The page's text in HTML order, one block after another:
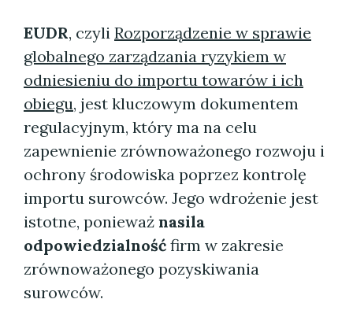
EUDR, czyli Rozporządzenie w sprawie
globalnego zarządzania ryzykiem w
odniesieniu do importu towarów i ich
obiegu, jest kluczowym dokumentem
regulacyjnym, który ma na celu
zapewnienie zrównoważonego rozwoju i
ochrony środowiska poprzez kontrolę
importu surowców. Jego wdrożenie jest
istotne, ponieważ nasila
odpowiedzialność firm w zakresie
zrównoważonego pozyskiwania
surowców.